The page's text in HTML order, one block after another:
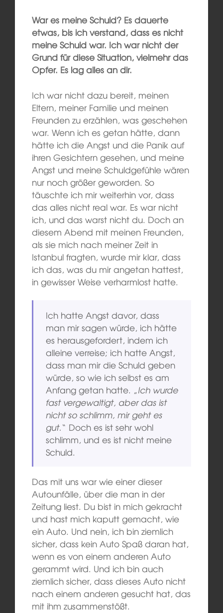
War es meine Schuld? Es dauerte
etwas, bis ich verstand, dass es nicht
meine Schuld war. Ich war nicht der
Grund für diese Situation, vielmehr das
Opfer. Es lag alles an dir.
Ich war nicht dazu bereit, meinen
Eltern, meiner Familie und meinen
Freunden zu erzählen, was geschehen
war. Wenn ich es getan hätte, dann
hätte ich die Angst und die Panik auf
ihren Gesichtern gesehen, und meine
Angst und meine Schuldgefühle wären
nur noch größer geworden. So
täuschte ich mir weiterhin vor, dass
das alles nicht real war. Es war nicht
ich, und das warst nicht du. Doch an
diesem Abend mit meinen Freunden,
als sie mich nach meiner Zeit in
Istanbul fragten, wurde mir klar, dass
ich das, was du mir angetan hattest,
in gewisser Weise verharmlost hatte.
Ich hatte Angst davor, dass
man mir sagen würde, ich hätte
es herausgefordert, indem ich
alleine verreise; ich hatte Angst,
dass man mir die Schuld geben
würde, so wie ich selbst es am
Anfang getan hatte. „Ich wurde
fast vergewaltigt, aber das ist
nicht so schlimm, mir geht es
gut.“ Doch es ist sehr wohl
schlimm, und es ist nicht meine
Schuld.
Das mit uns war wie einer dieser
Autounfälle, über die man in der
Zeitung liest. Du bist in mich gekracht
und hast mich kaputt gemacht, wie
ein Auto. Und nein, ich bin ziemlich
sicher, dass kein Auto Spaß daran hat,
wenn es von einem anderen Auto
gerammt wird. Und ich bin auch
ziemlich sicher, dass dieses Auto nicht
nach einem anderen gesucht hat, das
mit ihm zusammenstößt.